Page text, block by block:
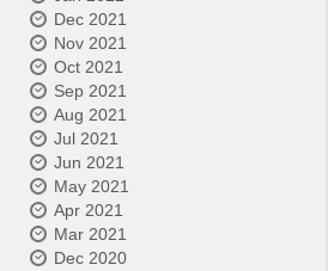
Dec 2021
Nov 2021
Oct 2021
Sep 2021
Aug 2021
Jul 2021
Jun 2021
May 2021
Apr 2021
Mar 2021
Dec 2020